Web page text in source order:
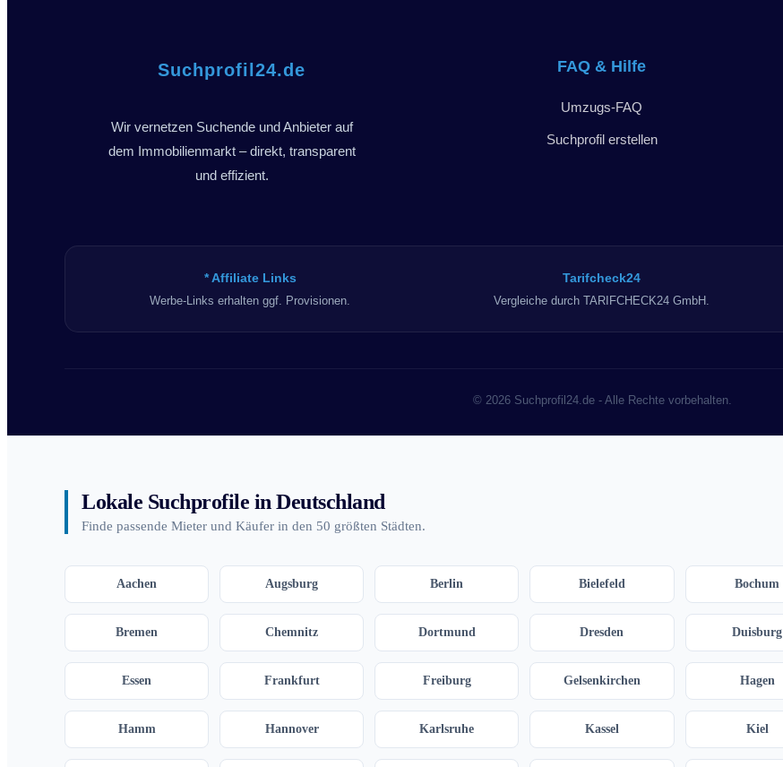
Suchprofil24.de
Wir vernetzen Suchende und Anbieter auf
dem Immobilienmarkt – direkt, transparent
und effizient.
FAQ & Hilfe
Umzugs-FAQ
Suchprofil erstellen
* Affiliate Links
Werbe-Links erhalten ggf. Provisionen.
Tarifcheck24
Vergleiche durch TARIFCHECK24 GmbH.
© 2026 Suchprofil24.de - Alle Rechte vorbehalten.
Lokale Suchprofile in Deutschland
Finde passende Mieter und Käufer in den 50 größten Städten.
Aachen Augsburg Berlin Bielefeld Bochum
Bremen Chemnitz Dortmund Dresden Duisburg
Essen Frankfurt Freiburg Gelsenkirchen Hagen
Hamm Hannover Karlsruhe Kassel Kiel